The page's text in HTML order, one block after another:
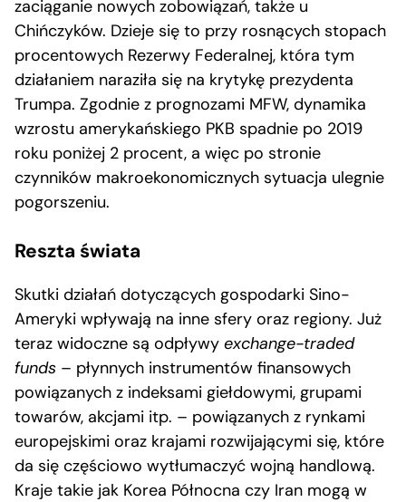
zaciąganie nowych zobowiązań, także u
Chińczyków. Dzieje się to przy rosnących stopach
procentowych Rezerwy Federalnej, która tym
działaniem naraziła się na krytykę prezydenta
Trumpa. Zgodnie z prognozami MFW, dynamika
wzrostu amerykańskiego PKB spadnie po 2019
roku poniżej 2 procent, a więc po stronie
czynników makroekonomicznych sytuacja ulegnie
pogorszeniu.
Reszta świata
Skutki działań dotyczących gospodarki Sino-
Ameryki wpływają na inne sfery oraz regiony. Już
teraz widoczne są odpływy exchange-traded
funds – płynnych instrumentów finansowych
powiązanych z indeksami giełdowymi, grupami
towarów, akcjami itp. – powiązanych z rynkami
europejskimi oraz krajami rozwijającymi się, które
da się częściowo wytłumaczyć wojną handlową.
Kraje takie jak Korea Północna czy Iran mogą w